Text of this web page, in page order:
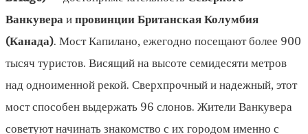
Ванкувера и провинции Британская Колумбия
(Канада). Мост Капилано, ежегодно посещают более 900
тысяч туристов. Висящий на высоте семидесяти метров
над одноименной рекой. Сверхпрочный и надежный, этот
мост способен выдержать 96 слонов. Жители Ванкувера
советуют начинать знакомство с их городом именно с